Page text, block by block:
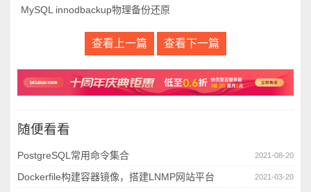
MySQL innodbackup物理备份还原
查看上一篇 查看下一篇
随便看看
2021-08-20
PostgreSQL常用命令集合
2021-03-20
Dockerfile构建容器镜像，搭建LNMP网站平台